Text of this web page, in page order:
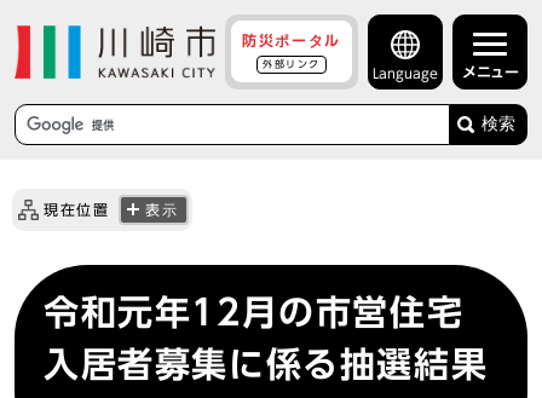
防災ポータル
外部リンク
Language メニュー
検索
現在位置 表示
令和元年12月の市営住宅
入居者募集に係る抽選結果